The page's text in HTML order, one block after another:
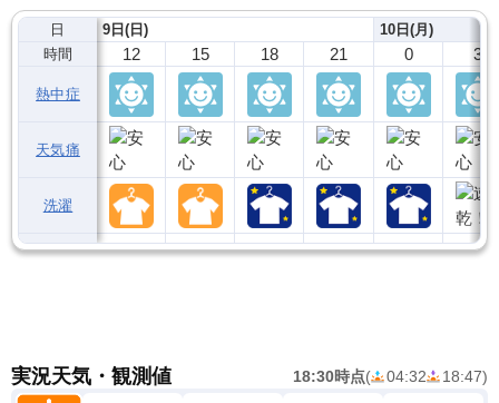
日
時間
熱中症
天気痛
洗濯
9日(日)
12 15 18 21
10日(月)
0 3
実況天気・観測値 18:30時点( 04:32 18:47)